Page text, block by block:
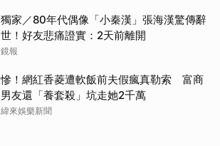
獨家／80年代偶像「小秦漢」張海漢驚傳辭
世！好友悲痛證實：2天前離開
鏡報
慘！網紅香菱遭軟飯前夫假瘋真勒索 富商
男友還「養套殺」坑走她2千萬
緯來娛樂新聞